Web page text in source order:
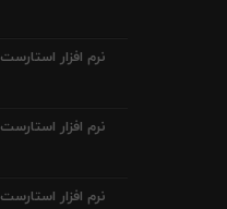
نرم افزار استارست 2000 هایپر
نرم افزار استارست 60000
نرم افزار استارست 65000